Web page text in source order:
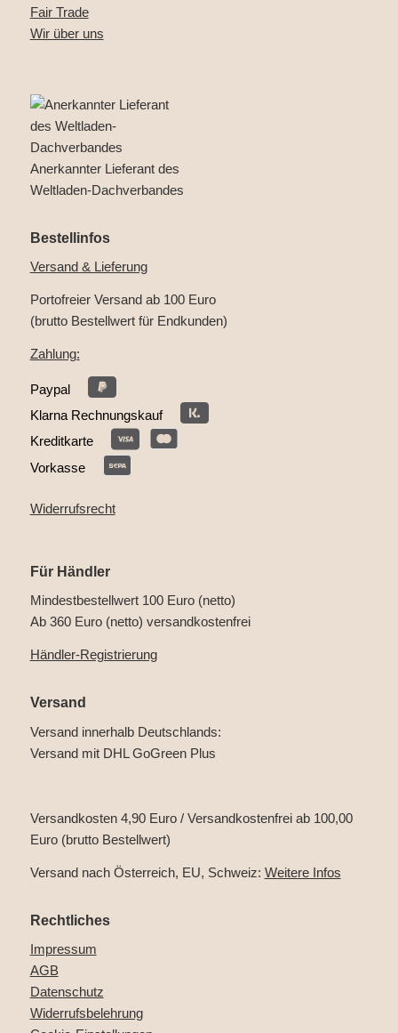
Fair Trade
Wir über uns
Anerkannter Lieferant des
Weltladen-Dachverbandes
Bestellinfos
Versand & Lieferung
Portofreier Versand ab 100 Euro
(brutto Bestellwert für Endkunden)
Zahlung:
Paypal
Klarna Rechnungskauf
Kreditkarte
Vorkasse
Widerrufsrecht
Für Händler
Mindestbestellwert 100 Euro (netto)
Ab 360 Euro (netto) versandkostenfrei
Händler-Registrierung
Versand
Versand innerhalb Deutschlands:
Versand mit DHL GoGreen Plus
Versandkosten 4,90 Euro / Versandkostenfrei ab 100,00
Euro (brutto Bestellwert)
Versand nach Österreich, EU, Schweiz: Weitere Infos
Rechtliches
Impressum
AGB
Datenschutz
Widerrufsbelehrung